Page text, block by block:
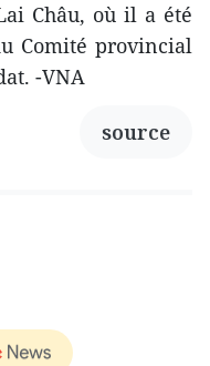
Châu, où il a été
Comité provincial
-VNA
source